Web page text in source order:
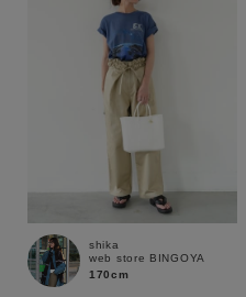
shika
web store BINGOYA
170cm